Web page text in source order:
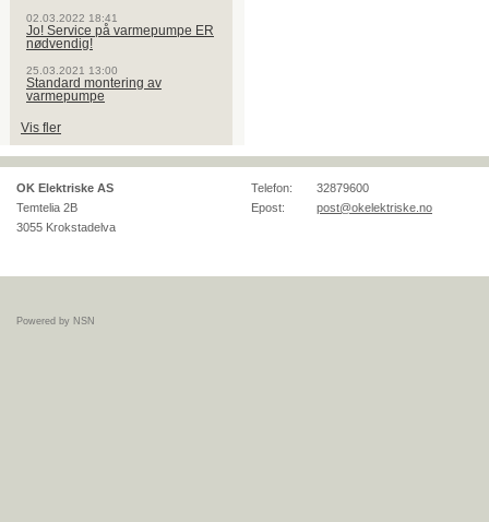
02.03.2022 18:41
Jo! Service på varmepumpe ER
nødvendig!
25.03.2021 13:00
Standard montering av
varmepumpe
Vis fler
OK Elektriske AS
Temtelia 2B
3055 Krokstadelva
Telefon:
32879600
Epost:
post@okelektriske.no
Powered by NSN